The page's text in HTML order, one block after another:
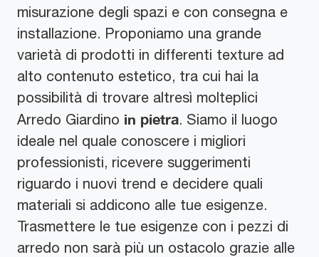
misurazione degli spazi e con consegna e
installazione. Proponiamo una grande
varietà di prodotti in differenti texture ad
alto contenuto estetico, tra cui hai la
possibilità di trovare altresì molteplici
Arredo Giardino in pietra. Siamo il luogo
ideale nel quale conoscere i migliori
professionisti, ricevere suggerimenti
riguardo i nuovi trend e decidere quali
materiali si addicono alle tue esigenze.
Trasmettere le tue esigenze con i pezzi di
arredo non sarà più un ostacolo grazie alle